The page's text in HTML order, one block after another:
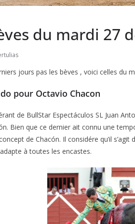
du mardi 27
jours pas les bèves , voici celles du
pour Octavio Chacon
de BullStar Espectáculos SL Juan
Bien que ce dernier ait connu une
de Chacón. Il considére qu’il
à toutes les encastes.
ACTUALITÉS TAURINES
CHRONIQUES TAURINES 2026